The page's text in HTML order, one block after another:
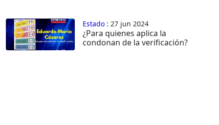
Estado : 27 jun 2024
¿Para quienes aplica la
condonan de la verificación?